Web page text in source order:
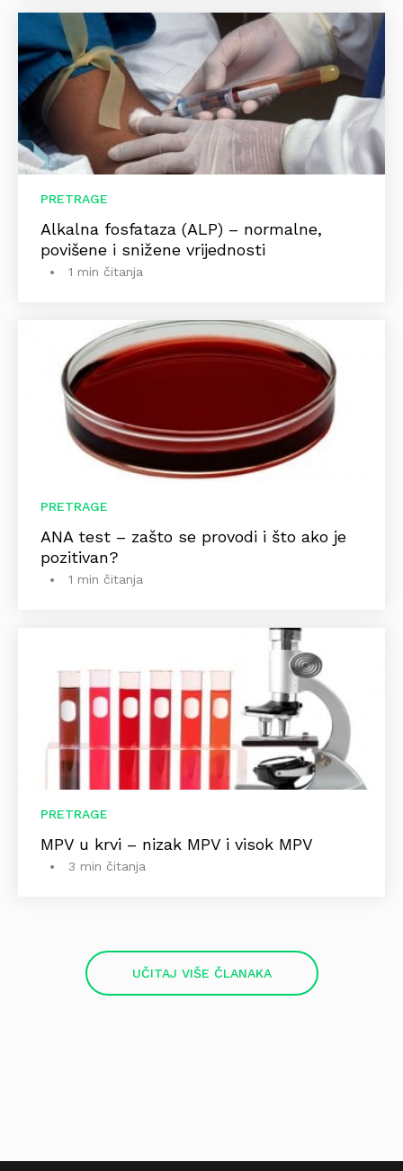
PRETRAGE
Alkalna fosfataza (ALP) – normalne,
povišene i snižene vrijednosti
1 min čitanja
PRETRAGE
ANA test – zašto se provodi i što ako je
pozitivan?
1 min čitanja
PRETRAGE
MPV u krvi – nizak MPV i visok MPV
3 min čitanja
UČITAJ VIŠE ČLANAKA